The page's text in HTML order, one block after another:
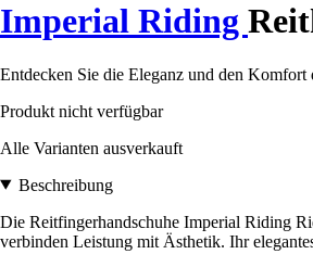
Imperial Riding
Entdecken Sie die Eleganz und den
Produkt nicht verfügbar
Alle Varianten ausverkauft
Beschreibung
Die Reitfingerhandschuhe Imperial Riding
verbinden Leistung mit Ästhetik. Ihr